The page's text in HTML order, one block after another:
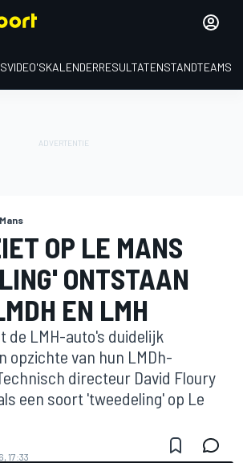
VIDEO'SKALENDERRESULTATENSTANDTEAMS
OP LE MANS
ONTSTAAN
EN LMH
de LMH-auto's duidelijk
opzichte van hun LMDh-
directeur David Floury
een soort 'tweedeling' op Le
17:33